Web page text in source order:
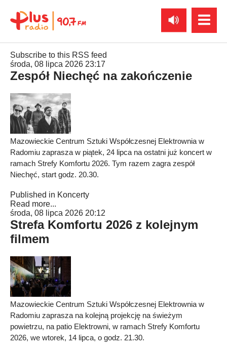
Subscribe to this RSS feed
środa, 08 lipca 2026 23:17
Zespół Niechęć na zakończenie
Mazowieckie Centrum Sztuki Współczesnej Elektrownia w
Radomiu zaprasza w piątek, 24 lipca na ostatni już koncert w
ramach Strefy Komfortu 2026. Tym razem zagra zespół
Niechęć, start godz. 20.30.
Published in Koncerty
Read more...
środa, 08 lipca 2026 20:12
Strefa Komfortu 2026 z kolejnym
filmem
Mazowieckie Centrum Sztuki Współczesnej Elektrownia w
Radomiu zaprasza na kolejną projekcję na świeżym
powietrzu, na patio Elektrowni, w ramach Strefy Komfortu
2026, we wtorek, 14 lipca, o godz. 21.30.